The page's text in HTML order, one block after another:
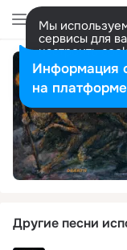
Мы
сервисы для
настроить
Разрешить
Другие песни
Информация
на